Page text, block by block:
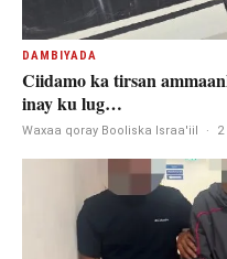
DAMBIYADA
Ciidamo ka tirsan
inay ku lug…
Waxaa qoray Booliska Israa'iil ·